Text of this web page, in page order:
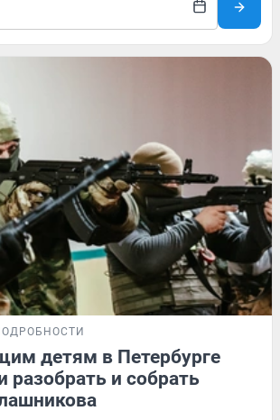
детям в Петербурге
разобрать и собрать